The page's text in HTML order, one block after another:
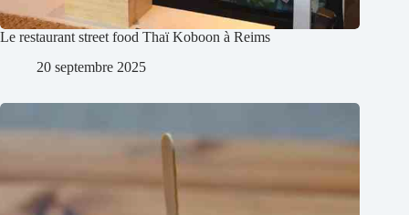
Le restaurant street food Thaï Koboon à Reims
20 septembre 2025